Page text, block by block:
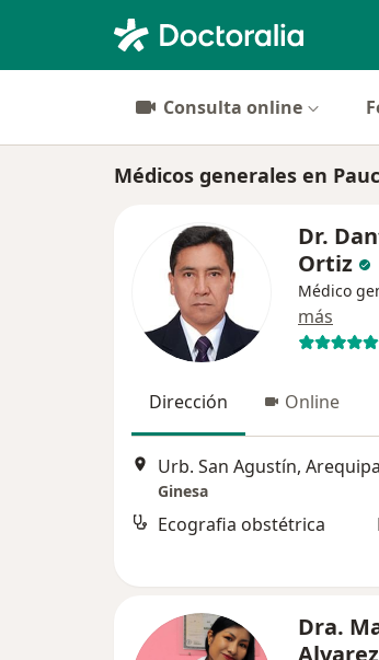
Consulta online
Médicos generales en
Dr.
Ortiz
Médico
más
Dirección Online
Urb. San Agustín, Arequipa
Ginesa
Ecografia obstétrica
Dra.